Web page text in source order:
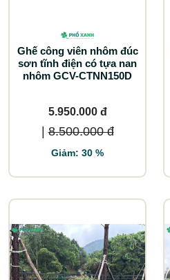
Ghế công viên nhôm đúc
sơn tĩnh điện có tựa nan
nhôm GCV-CTNN150D
5.950.000 đ
| 8.500.000 đ
Giảm: 30 %